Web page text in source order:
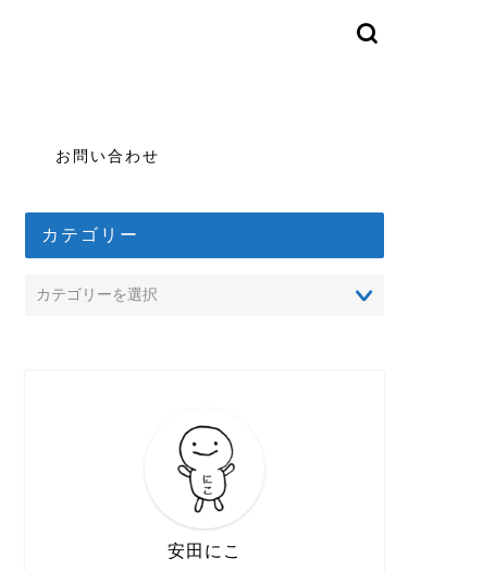
お問い合わせ
カテゴリー
安田にこ